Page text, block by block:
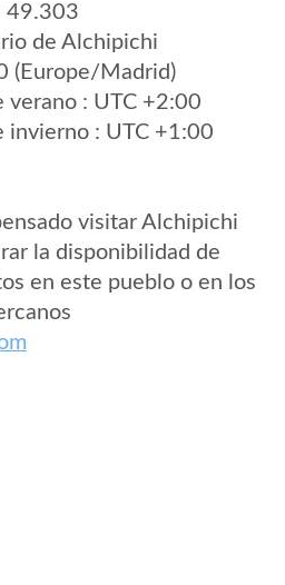
49.303
de Alchipichi
(Europe/Madrid)
verano : UTC +2:00
invierno : UTC +1:00
visitar Alchipichi
la disponibilidad de
en este pueblo o en los